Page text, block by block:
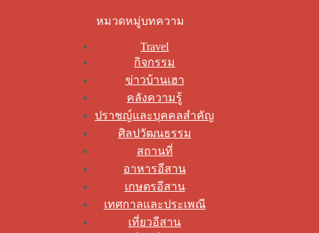
หมวดหมู่บทความ
Travel
กิจกรรม
ข่าวบ้านเฮา
คลังความรู้
ปราชญ์และบุคคลสำคัญ
ศิลปวัฒนธรรม
สถานที่
อาหารอีสาน
เกษตรอีสาน
เทศกาลและประเพณี
เที่ยวอีสาน